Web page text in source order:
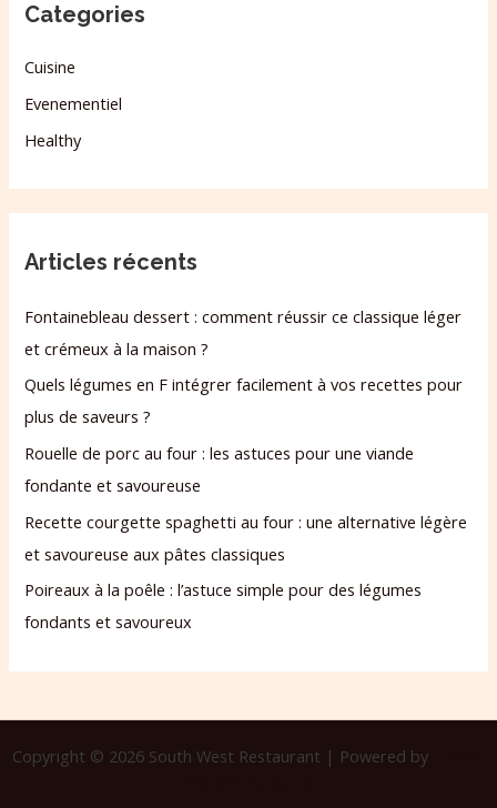
Categories
Cuisine
Evenementiel
Healthy
Articles récents
Fontainebleau dessert : comment réussir ce classique léger
et crémeux à la maison ?
Quels légumes en F intégrer facilement à vos recettes pour
plus de saveurs ?
Rouelle de porc au four : les astuces pour une viande
fondante et savoureuse
Recette courgette spaghetti au four : une alternative légère
et savoureuse aux pâtes classiques
Poireaux à la poêle : l’astuce simple pour des légumes
fondants et savoureux
Copyright © 2026 South West Restaurant | Powered by